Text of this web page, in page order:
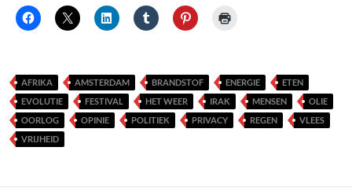
AFRIKA AMSTERDAM BRANDSTOF ENERGIE
ETEN
EVOLUTIE
FESTIVAL HET WEER IRAK MENSEN
OLIE
OORLOG
OPINIE POLITIEK PRIVACY REGEN
VLEES
VRIJHEID